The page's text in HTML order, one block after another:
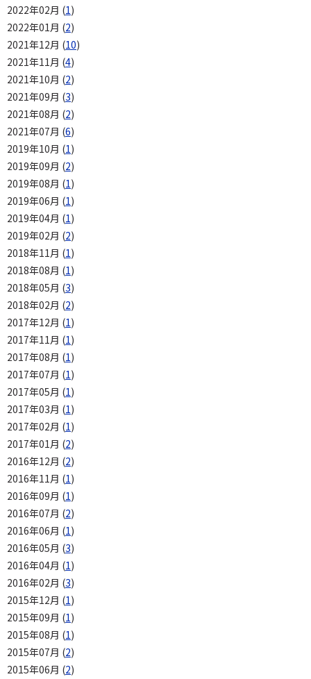
2022年02月 (1)
2022年01月 (2)
2021年12月 (10)
2021年11月 (4)
2021年10月 (2)
2021年09月 (3)
2021年08月 (2)
2021年07月 (6)
2019年10月 (1)
2019年09月 (2)
2019年08月 (1)
2019年06月 (1)
2019年04月 (1)
2019年02月 (2)
2018年11月 (1)
2018年08月 (1)
2018年05月 (3)
2018年02月 (2)
2017年12月 (1)
2017年11月 (1)
2017年08月 (1)
2017年07月 (1)
2017年05月 (1)
2017年03月 (1)
2017年02月 (1)
2017年01月 (2)
2016年12月 (2)
2016年11月 (1)
2016年09月 (1)
2016年07月 (2)
2016年06月 (1)
2016年05月 (3)
2016年04月 (1)
2016年02月 (3)
2015年12月 (1)
2015年09月 (1)
2015年08月 (1)
2015年07月 (2)
2015年06月 (2)